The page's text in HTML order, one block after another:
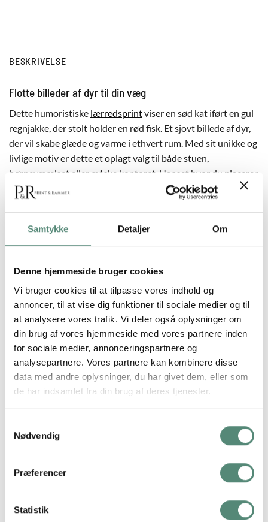
Samtykke Detaljer Om
Denne hjemmeside bruger cookies
Vi bruger cookies til at tilpasse vores indhold og
annoncer, til at vise dig funktioner til sociale medier og til
at analysere vores trafik. Vi deler også oplysninger om
din brug af vores hjemmeside med vores partnere inden
for sociale medier, annonceringspartnere og
analysepartnere. Vores partnere kan kombinere disse
data med andre oplysninger, du har givet dem, eller som
de har indsamlet fra din brug af deres tjenester.
Nødvendig
Præferencer
Statistik
BESKRIVELSE
Flotte billeder af dyr til din væg
Dette humoristiske lærredsprintviser en sød kat iført en gul
regnjakke, der stolt holder en rød fisk. Et sjovt billede af dyr,
der vil skabe glæde og varme i ethvert rum. Med sit unikke og
livlige motiv er dette et oplagt valg til både stuen,
børneværelset eller måske kontoret. Uanset hvor du placerer
det, vil det med garanti bringe smil frem. Billedet fås både
uden ramme eller med en svæveramme i egetræ, sort eller
Kunst på lærred – lærredsprint af kat
Dette billede er printet på lærred, hvilket sikrer en flot og
give dig kunst på lærred med en moderne og stilfuld finish.
Lærredsbilleder er en fremragende måde at tilføre
personlighed og charme til dine vægge. Motivet af katten i
regnjakken er både sjovt og iøjnefaldende og kan fås i
forskellige størrelser. Det er en del af vores brede udvalg af
flotte dyrebilleder, så du kan finde det motiv, der passer
bedst til din stil.
STØRRELSE
60×80 cm., 70×100 cm., 90×120 cm., 100×140